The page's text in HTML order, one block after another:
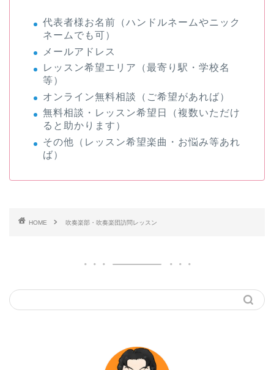
代表者様お名前（ハンドルネームやニック
ネームでも可）
メールアドレス
レッスン希望エリア（最寄り駅・学校名
等）
オンライン無料相談（ご希望があれば）
無料相談・レッスン希望日（複数いただけ
ると助かります）
その他（レッスン希望楽曲・お悩み等あれ
ば）
HOME 吹奏楽部・吹奏楽団訪問レッスン